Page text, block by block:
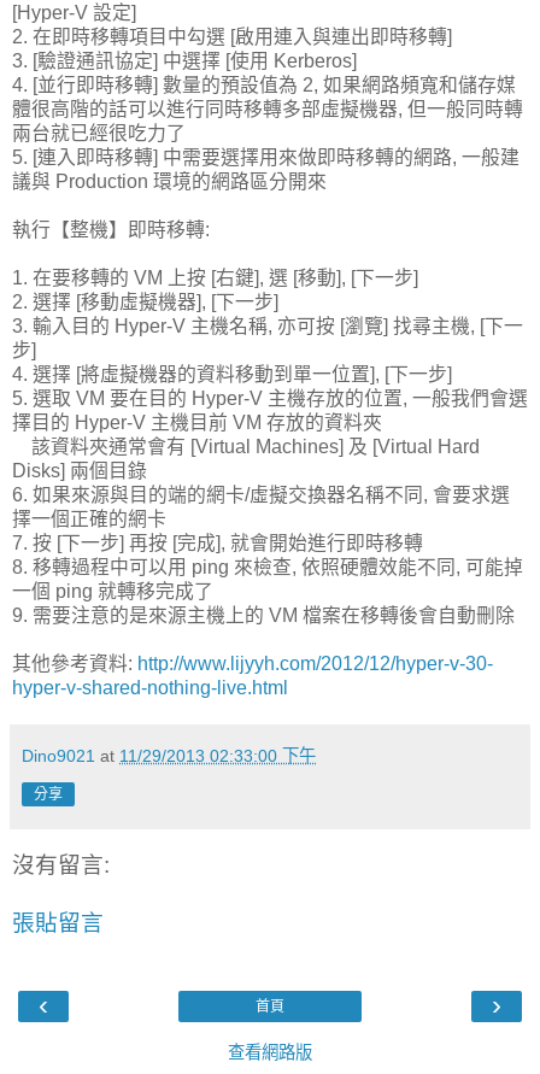
[Hyper-V 設定]
2. 在即時移轉項目中勾選 [啟用連入與連出即時移轉]
3. [驗證通訊協定] 中選擇 [使用 Kerberos]
4. [並行即時移轉] 數量的預設值為 2, 如果網路頻寬和儲存媒
體很高階的話可以進行同時移轉多部虛擬機器, 但一般同時轉
兩台就已經很吃力了
5. [連入即時移轉] 中需要選擇用來做即時移轉的網路, 一般建
議與 Production 環境的網路區分開來
執行【整機】即時移轉:
1. 在要移轉的 VM 上按 [右鍵], 選 [移動], [下一步]
2. 選擇 [移動虛擬機器], [下一步]
3. 輸入目的 Hyper-V 主機名稱, 亦可按 [瀏覽] 找尋主機, [下一
步]
4. 選擇 [將虛擬機器的資料移動到單一位置], [下一步]
5. 選取 VM 要在目的 Hyper-V 主機存放的位置, 一般我們會選
擇目的 Hyper-V 主機目前 VM 存放的資料夾
該資料夾通常會有 [Virtual Machines] 及 [Virtual Hard
Disks] 兩個目錄
6. 如果來源與目的端的網卡/虛擬交換器名稱不同, 會要求選
擇一個正確的網卡
7. 按 [下一步] 再按 [完成], 就會開始進行即時移轉
8. 移轉過程中可以用 ping 來檢查, 依照硬體效能不同, 可能掉
一個 ping 就轉移完成了
9. 需要注意的是來源主機上的 VM 檔案在移轉後會自動刪除
其他參考資料: http://www.lijyyh.com/2012/12/hyper-v-30-
hyper-v-shared-nothing-live.html
Dino9021 at 11/29/2013 02:33:00 下午
分享
沒有留言:
張貼留言
‹ ›
首頁
查看網路版